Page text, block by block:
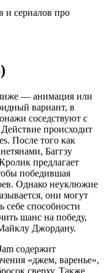
— анимация или
вариант, в
соседствуют с
происходит
После того как
Баггзу
предлагает
победившая
Однако неуклюжие
они могут
себе способности
шанс на победу,
Джордану.
содержит
«джем, варенье»,
сверху. Также